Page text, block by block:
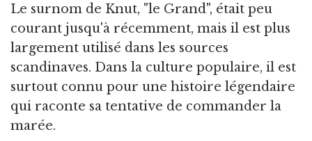
Le surnom de Knut, "le Grand", était peu
courant jusqu'à récemment, mais il est plus
largement utilisé dans les sources
scandinaves. Dans la culture populaire, il est
surtout connu pour une histoire légendaire
qui raconte sa tentative de commander la
marée.